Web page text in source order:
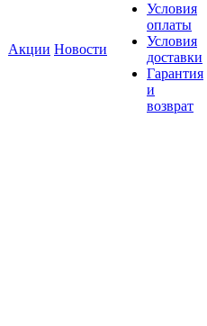
Акции Новости
Условия
оплаты
Условия
доставки
Гарантия
и
возврат